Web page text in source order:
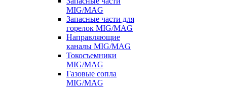
MIG/MAG
Запасные части для
горелок MIG/MAG
Направляющие
каналы MIG/MAG
Токосъемники
MIG/MAG
Газовые сопла
MIG/MAG